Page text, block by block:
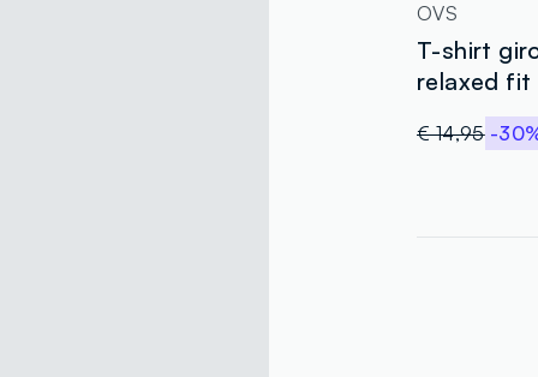
OVS
T-shirt
relaxed fit
€ 14,95 -